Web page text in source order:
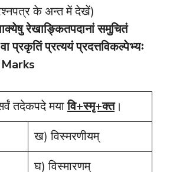
के अन्त में देखें)
रेखाङ्कितपदानां समुचितं
प्रकृतिं प्रत्ययं प्रदत्तविकल्पेभ्यः
तदेकपदे मयावि+स्मृ+क्त।
ख) विस्मरणीयम्
घ) विस्मारणम्